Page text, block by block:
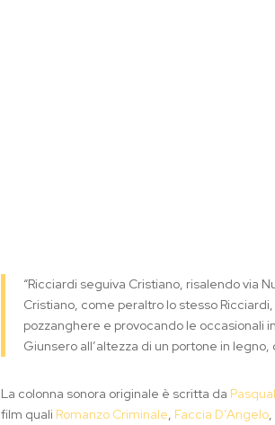
“Ricciardi seguiva Cristiano, risalendo via
Cristiano, come peraltro lo stesso
pozzanghere e provocando le occasionali
Giunsero all’altezza di un portone in legno,
La colonna sonora originale è scritta da
film quali Romanzo Criminale, Faccia D’Angelo